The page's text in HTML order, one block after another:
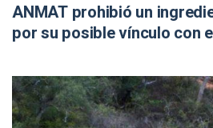
ANMAT prohibió un
por su posible vínculo con